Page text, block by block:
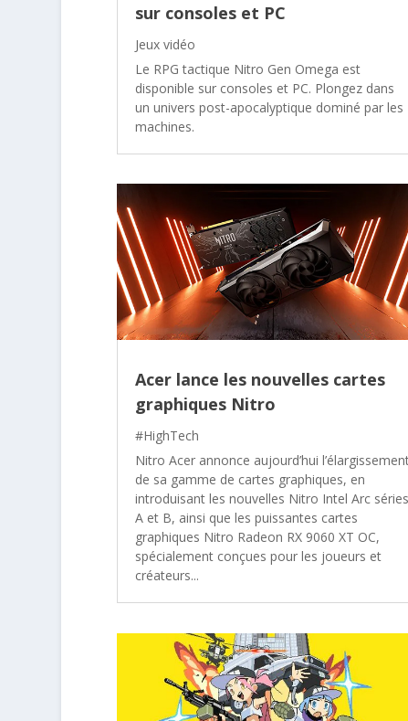
sur consoles et PC
Jeux vidéo
Le RPG tactique Nitro Gen Omega est
disponible sur consoles et PC. Plongez dans
un univers post-apocalyptique dominé par les
machines.
Acer lance les nouvelles cartes
graphiques Nitro
#HighTech
Nitro Acer annonce aujourd’hui
de sa gamme de cartes graphiques, en
introduisant les nouvelles Nitro Intel Arc séries
A et B, ainsi que les puissantes cartes
graphiques Nitro Radeon RX 9060 XT OC,
spécialement conçues pour les joueurs et
créateurs...